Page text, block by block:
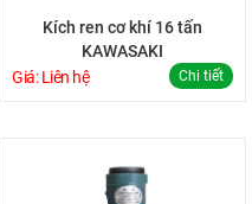
Kích ren cơ khí 16 tấn
KAWASAKI
Giá: Liên hệ
Chi tiết